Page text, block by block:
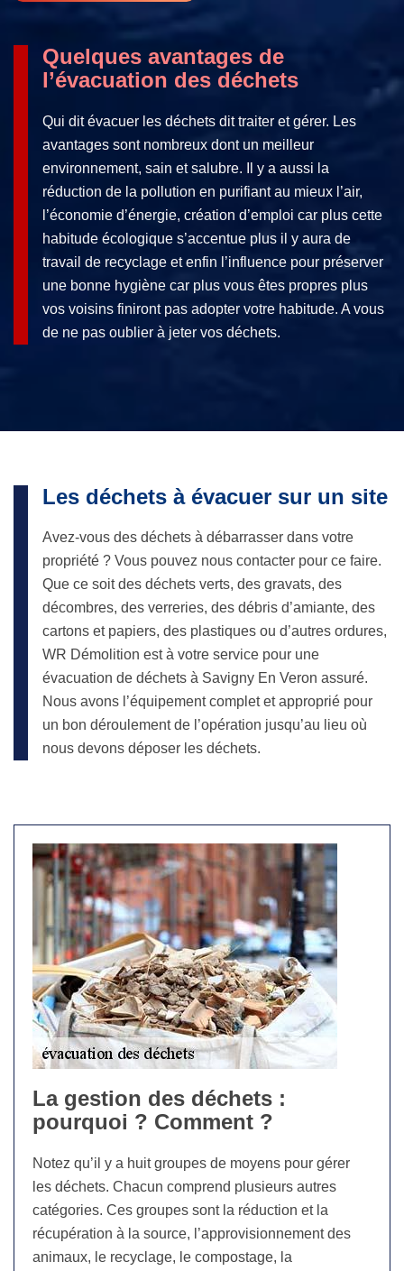
Quelques avantages de
l’évacuation des déchets
Qui dit évacuer les déchets dit traiter et gérer. Les
avantages sont nombreux dont un meilleur
environnement, sain et salubre. Il y a aussi la
réduction de la pollution en purifiant au mieux l’air,
l’économie d’énergie, création d’emploi car plus cette
habitude écologique s’accentue plus il y aura de
travail de recyclage et enfin l’influence pour préserver
une bonne hygiène car plus vous êtes propres plus
vos voisins finiront pas adopter votre habitude. A vous
de ne pas oublier à jeter vos déchets.
Les déchets à évacuer sur un site
Avez-vous des déchets à débarrasser dans votre
propriété ? Vous pouvez nous contacter pour ce faire.
Que ce soit des déchets verts, des gravats, des
décombres, des verreries, des débris d’amiante, des
cartons et papiers, des plastiques ou d’autres ordures,
WR Démolition est à votre service pour une
évacuation de déchets à Savigny En Veron assuré.
Nous avons l’équipement complet et approprié pour
un bon déroulement de l’opération jusqu’au lieu où
nous devons déposer les déchets.
La gestion des déchets :
pourquoi ? Comment ?
Notez qu’il y a huit groupes de moyens pour gérer
les déchets. Chacun comprend plusieurs autres
catégories. Ces groupes sont la réduction et la
récupération à la source, l’approvisionnement des
animaux, le recyclage, le compostage, la